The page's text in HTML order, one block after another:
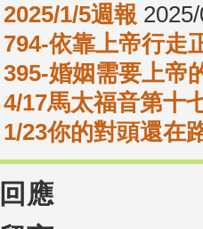
2025/1/5週報
794-依靠上帝行走
395-婚姻需要上帝
4/17馬太福音第十
1/23你的對頭還在
回應